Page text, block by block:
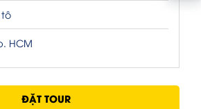
HCM
ĐẶT TOUR